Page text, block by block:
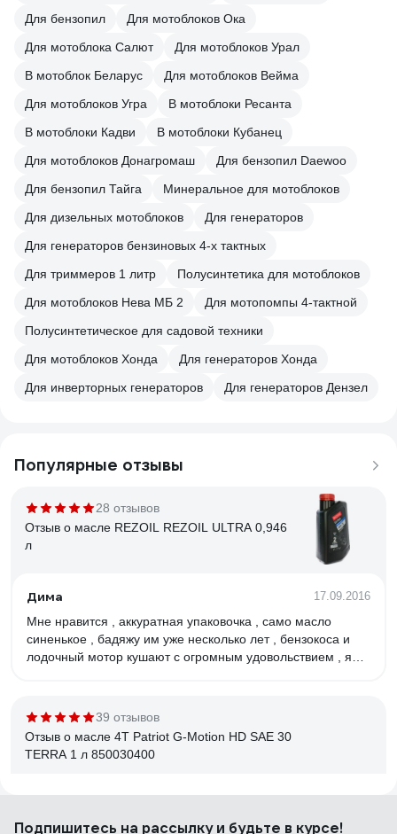
Для бензопил
Для мотоблоков Ока
Для мотоблока Салют
Для мотоблоков Урал
В мотоблок Беларус
Для мотоблоков Вейма
Для мотоблоков Угра
В мотоблоки Ресанта
В мотоблоки Кадви
В мотоблоки Кубанец
Для мотоблоков Донагромаш
Для бензопил Daewoo
Для бензопил Тайга
Минеральное для мотоблоков
Для дизельных мотоблоков
Для генераторов
Для генераторов бензиновых 4-х тактных
Для триммеров 1 литр
Полусинтетика для мотоблоков
Для мотоблоков Нева МБ 2
Для мотопомпы 4-тактной
Полусинтетическое для садовой техники
Для мотоблоков Хонда
Для генераторов Хонда
Для инверторных генераторов
Для генераторов Дензел
Популярные отзывы
28 отзывов
Отзыв о масле REZOIL REZOIL ULTRA 0,946
л
Дима 17.09.2016
Мне нравится , аккуратная упаковочка , само масло
синенькое , бадяжу им уже несколько лет , бензокоса и
лодочный мотор кушают с огромным удовольствием , я
39 отзывов
Отзыв о масле 4T Patriot G-Motion HD SAE 30
TERRA 1 л 850030400
Мягкая работа двигателя, как не парадоксально, но исчез
Подпишитесь на рассылкуи будьте в курсе!